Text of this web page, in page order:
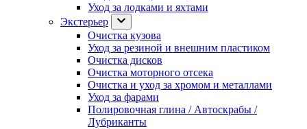
Уход за лодками и яхтами
Экстерьер
Очистка кузова
Уход за резиной и внешним пластиком
Очистка дисков
Очистка моторного отсека
Очистка и уход за хромом и металлами
Уход за фарами
Полировочная глина / Автоскрабы /
Лубриканты